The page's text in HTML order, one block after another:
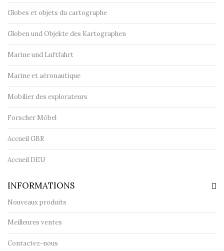
Globes et objets du cartographe
Globen und Objekte des Kartographen
Marine und Luftfahrt
Marine et aéronautique
Mobilier des explorateurs
Forscher Möbel
Accueil GBR
Accueil DEU
INFORMATIONS
Nouveaux produits
Meilleures ventes
Contactez-nous